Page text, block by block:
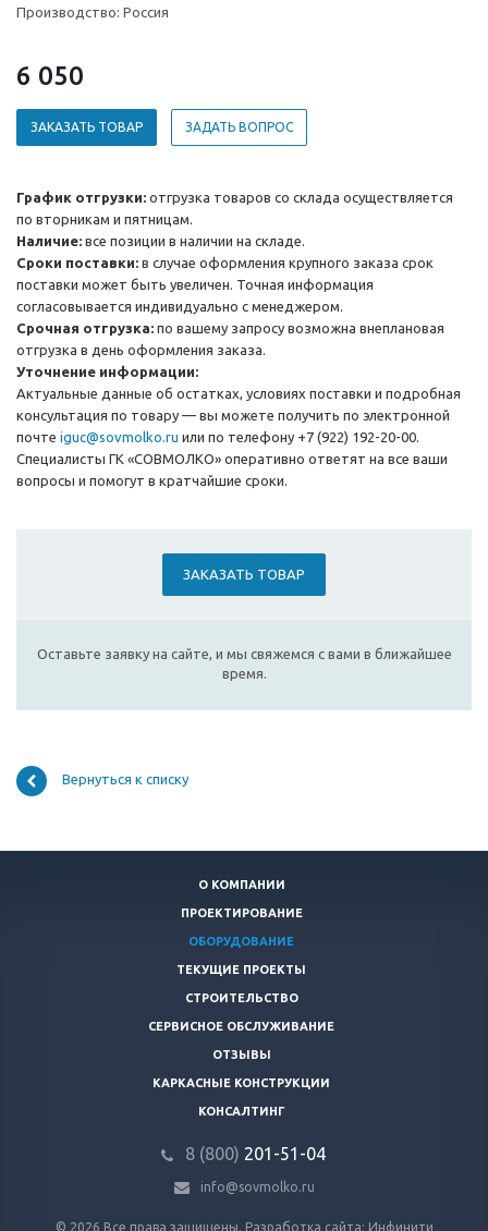
Производство: Россия
6 050
ЗАКАЗАТЬ ТОВАР ЗАДАТЬ ВОПРОС
График отгрузки: отгрузка товаров со склада осуществляется
по вторникам и пятницам.
Наличие: все позиции в наличии на складе.
Сроки поставки: в случае оформления крупного заказа срок
поставки может быть увеличен. Точная информация
согласовывается индивидуально с менеджером.
Срочная отгрузка: по вашему запросу возможна внеплановая
отгрузка в день оформления заказа.
Уточнение информации:
Актуальные данные об остатках, условиях поставки и подробная
консультация по товару — вы можете получить по электронной
почте iguc@sovmolko.ru или по телефону +7 (922) 192-20-00.
Специалисты ГК «СОВМОЛКО» оперативно ответят на все ваши
вопросы и помогут в кратчайшие сроки.
ЗАКАЗАТЬ ТОВАР
Оставьте заявку на сайте, и мы свяжемся с вами в ближайшее
время.
Вернуться к списку
О КОМПАНИИ
ПРОЕКТИРОВАНИЕ
ОБОРУДОВАНИЕ
ТЕКУЩИЕ ПРОЕКТЫ
СТРОИТЕЛЬСТВО
СЕРВИСНОЕ ОБСЛУЖИВАНИЕ
ОТЗЫВЫ
КАРКАСНЫЕ КОНСТРУКЦИИ
КОНСАЛТИНГ
8 (800) 201-51-04
info@sovmolko.ru
© 2026 Все права защищены. Разработка сайта: Инфинити